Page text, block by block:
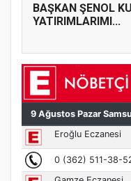
BAŞKAN ŞENOL
YATIRIMLARIMI...